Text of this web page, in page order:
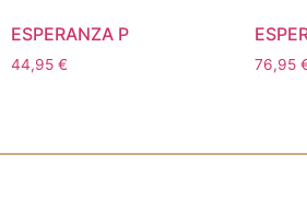
ESPERANZA P
44,95 € 76,95